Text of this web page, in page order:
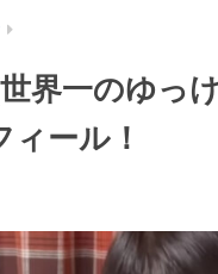
界一のゆっ
ール！